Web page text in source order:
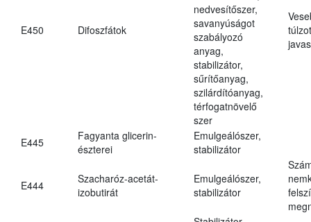
E450 Difoszfátok
nedvesítőszer,
savanyúságot
szabályozó
anyag,
stabilizátor,
sűrítőanyag,
szilárdítóanyag,
térfogatnövelő
szer
E445
Fagyanta glicerin-
észterei
Emulgeálószer,
stabilizátor
E444
Szacharóz-acetát-
izobutirát
Emulgeálószer,
stabilizátor